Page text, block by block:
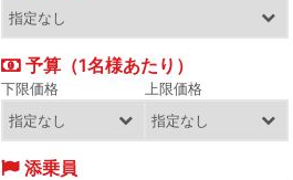
予算（1名様あたり）
下限価格 上限価格
添乗員